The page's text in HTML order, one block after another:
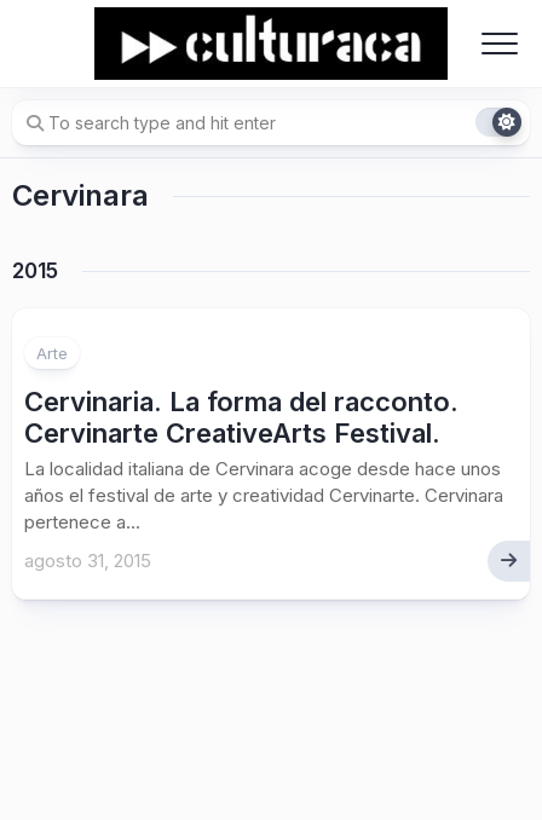
Cervinara
2015
Arte
Cervinaria. La forma del racconto.
Cervinarte CreativeArts Festival.
La localidad italiana de Cervinara acoge desde hace unos
años el festival de arte y creatividad Cervinarte. Cervinara
pertenece a...
agosto 31, 2015